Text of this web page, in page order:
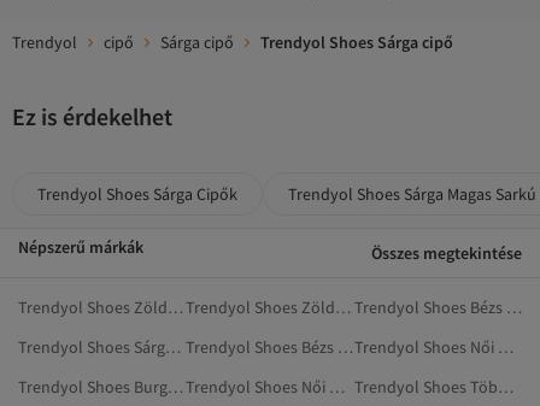
Trendyol cipő Sárga cipő Trendyol Shoes Sárga cipő
Ez is érdekelhet
Trendyol Shoes Sárga Cipők Trendyol Shoes Sárga Magas
Népszerű márkák Összes megtekintése
Trendyol Shoes Zöld Cipők Trendyol Shoes Zöld Magas Sarkú Cipő
Trendyol Shoes Bézs Lapos Cipő
Trendyol Shoes Sárga Balerinacipő
Trendyol Shoes Bézs Magas Sarkú Cipő
Trendyol Shoes Női Cipők
Trendyol Shoes Burgundi Cipő
Trendyol Shoes Női Cipő
Trendyol Shoes Többszínű Cipő